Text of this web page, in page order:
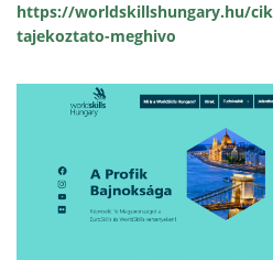
https://worldskillshungary.hu/
tajekoztato-meghivo